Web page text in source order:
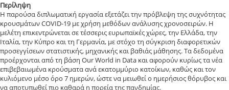
Περίληψη
Η παρούσα διπλωματική εργασία εξετάζει την πρόβλεψη της συχνότητας
κρουσμάτων COVID-19 με χρήση μεθόδων ανάλυσης χρονοσειρών. Η
μελέτη επικεντρώνεται σε τέσσερις ευρωπαϊκές χώρες, την Ελλάδα, την
Ιταλία, την Κύπρο και τη Γερμανία, με στόχο τη σύγκριση διαφορετικών
προσεγγίσεων στατιστικής, μηχανικής και βαθιάς μάθησης. Τα δεδομένα
προέρχονται από τη βάση Our World in Data και αφορούν κυρίως τα νέα
επιβεβαιωμένα κρούσματα ανά εκατομμύριο κατοίκων, καθώς και τον
κυλιόμενο μέσο όρο 7 ημερών, ώστε να μειωθεί ο ημερήσιος θόρυβος και
να αποτυπωθεί πιο καθαρά η πορεία της πανδημίας.